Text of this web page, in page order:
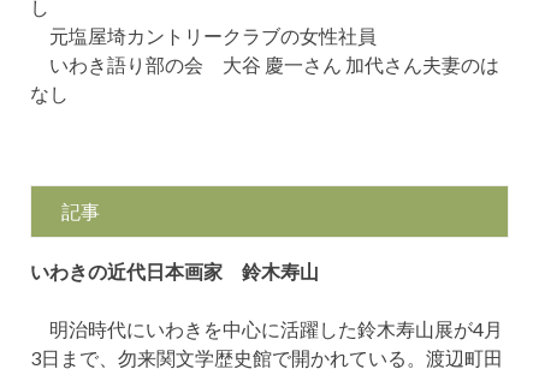
し
元塩屋埼カントリークラブの女性社員
いわき語り部の会 大谷 慶一さん 加代さん夫妻のは
なし
記事
いわきの近代日本画家 鈴木寿山
明治時代にいわきを中心に活躍した鈴木寿山展が4月
3日まで、勿来関文学歴史館で開かれている。渡辺町田